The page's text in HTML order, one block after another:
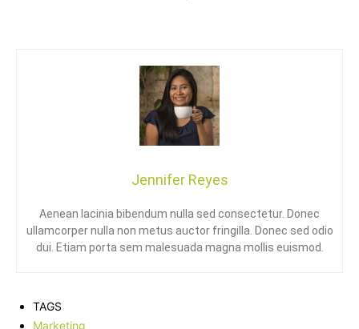
Jennifer Reyes
Aenean lacinia bibendum nulla sed consectetur. Donec
ullamcorper nulla non metus auctor fringilla. Donec sed odio
dui. Etiam porta sem malesuada magna mollis euismod.
TAGS
Marketing